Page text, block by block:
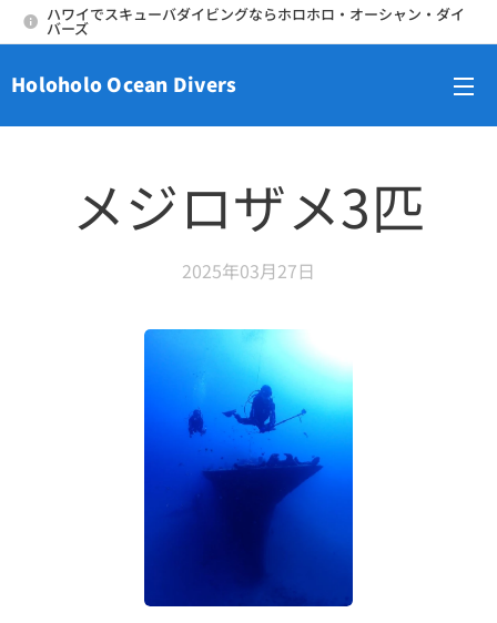
ハワイでスキューバダイビングならホロホロ・オーシャン・ダイ
バーズ
Holoholo Ocean Divers
メジロザメ3匹
2025年03月27日